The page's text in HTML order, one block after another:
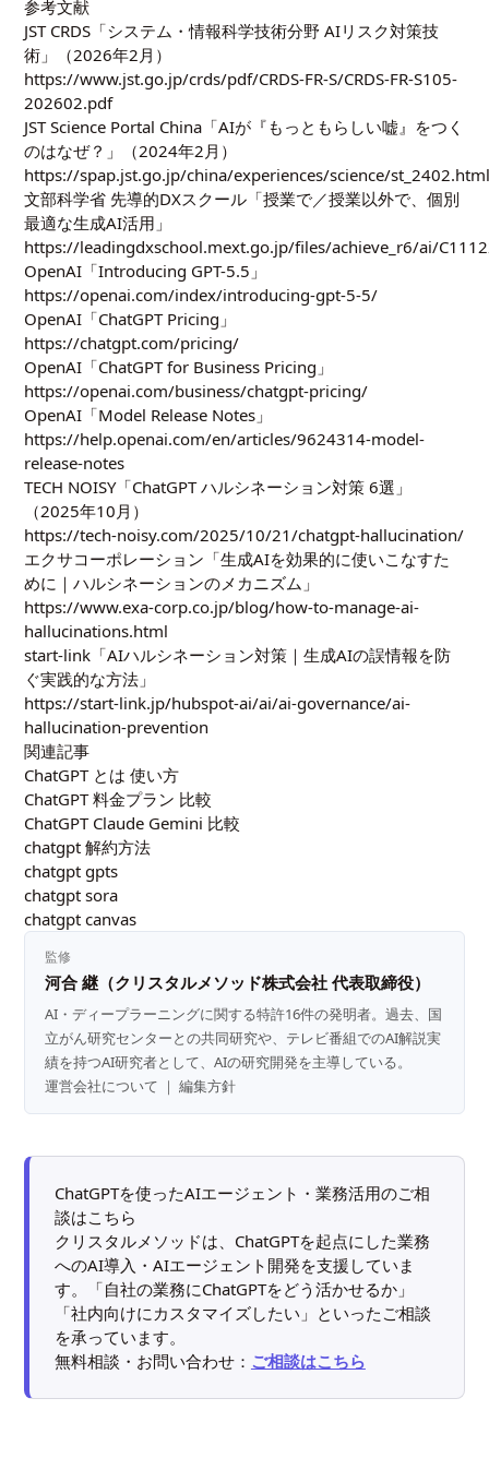
参考文献
JST CRDS「システム・情報科学技術分野 AIリスク対策技
術」（2026年2月）
https://www.jst.go.jp/crds/pdf/CRDS-FR-S/CRDS-FR-S105-
202602.pdf
JST Science Portal China「AIが『もっともらしい嘘』をつく
のはなぜ？」（2024年2月）
https://spap.jst.go.jp/china/experiences/science/
文部科学省 先導的DXスクール「授業で／授業以外で、個別
最適な生成AI活用」
https://leadingdxschool.mext.go.jp/files/achieve_r6/ai/
OpenAI「Introducing GPT-5.5」
https://openai.com/index/introducing-gpt-5-5/
OpenAI「ChatGPT Pricing」
https://chatgpt.com/pricing/
OpenAI「ChatGPT for Business Pricing」
https://openai.com/business/chatgpt-pricing/
OpenAI「Model Release Notes」
https://help.openai.com/en/articles/9624314-model-
release-notes
TECH NOISY「ChatGPT ハルシネーション対策 6選」
（2025年10月）
https://tech-noisy.com/2025/10/21/chatgpt-hallucination/
エクサコーポレーション「生成AIを効果的に使いこなすた
めに｜ハルシネーションのメカニズム」
https://www.exa-corp.co.jp/blog/how-to-manage-ai-
hallucinations.html
start-link「AIハルシネーション対策｜生成AIの誤情報を防
ぐ実践的な方法」
https://start-link.jp/hubspot-ai/ai/ai-governance/ai-
hallucination-prevention
関連記事
ChatGPT とは 使い方
ChatGPT 料金プラン 比較
ChatGPT Claude Gemini 比較
chatgpt 解約方法
chatgpt gpts
chatgpt sora
chatgpt canvas
監修
河合 継（クリスタルメソッド株式会社 代表取締役）
AI・ディープラーニングに関する特許16件の発明者。過去、国
立がん研究センターとの共同研究や、テレビ番組でのAI解説実
績を持つAI研究者として、AIの研究開発を主導している。
運営会社について ｜編集方針
ChatGPTを使ったAIエージェント・業務活用のご相
談はこちら
クリスタルメソッドは、ChatGPTを起点にした業務
へのAI導入・AIエージェント開発を支援していま
す。「自社の業務にChatGPTをどう活かせるか」
「社内向けにカスタマイズしたい」といったご相談
を承っています。
無料相談・お問い合わせ： ご相談はこちら